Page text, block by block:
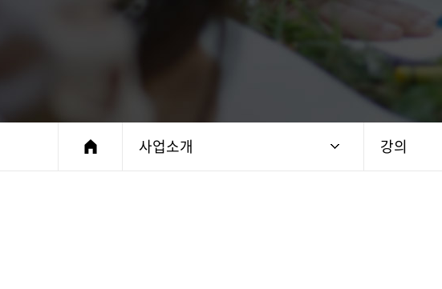
기관/단체 교육
컨텐츠 및 교재교구
사업소개 강의